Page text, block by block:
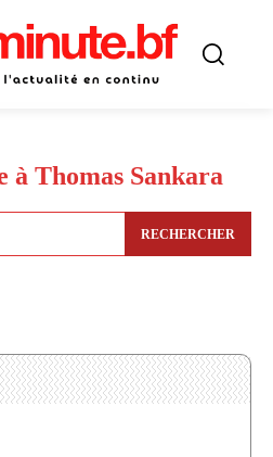
à Thomas Sankara
RECHERCHER